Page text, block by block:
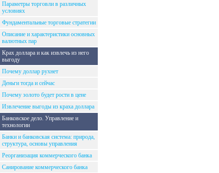
Параметры торговли в различных
условиях
Фундаментальные торговые стратегии
Описание и характеристики основных
валютных пар
Крах доллара и как извлечь из него
выгоду
Почему доллар рухнет
Деньги тогда и сейчас
Почему золото будет рости в цене
Извлечение выгоды из краха доллара
Банковское дело. Управление и
технологии
Банки и банковская система: природа,
структура, основы управления
Реорганизация коммерческого банка
Санирование коммерческого банка